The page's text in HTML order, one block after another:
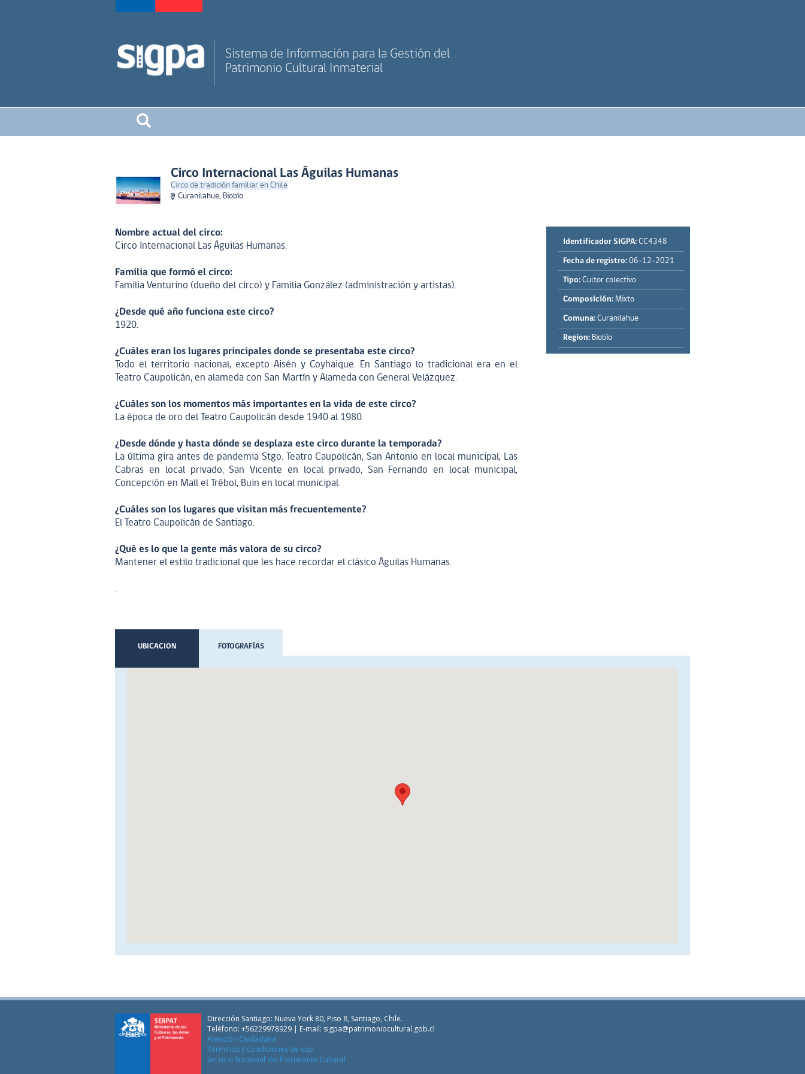
Sistema de Información para la Gestión del
Patrimonio Cultural Inmaterial
Circo Internacional Las Águilas Humanas
Circo de tradición familiar en Chile
Curanilahue, Biobío
Nombre actual del circo:
Circo Internacional Las Águilas Humanas.
Familia que formó el circo:
Familia Venturino (dueño del circo) y Familia González (administración y artistas).
¿Desde qué año funciona este circo?
1920.
¿Cuáles eran los lugares principales donde se presentaba este circo?
Todo el territorio nacional, excepto Aisén y Coyhaique. En Santiago lo tradicional era en el
Teatro Caupolicán, en alameda con San Martín y Alameda con General Velázquez.
¿Cuáles son los momentos más importantes en la vida de este circo?
La época de oro del Teatro Caupolicán desde 1940 al 1980.
¿Desde dónde y hasta dónde se desplaza este circo durante la temporada?
La última gira antes de pandemia Stgo. Teatro Caupolicán, San Antonio en local municipal, Las
Cabras en local privado, San Vicente en local privado, San Fernando en local municipal,
Concepción en Mall el Trébol, Buin en local municipal.
¿Cuáles son los lugares que visitan más frecuentemente?
El Teatro Caupolicán de Santiago.
¿Qué es lo que la gente más valora de su circo?
Mantener el estilo tradicional que les hace recordar el clásico Águilas Humanas.
.
Identificador SIGPA: CC4348
Fecha de registro: 06-12-2021
Tipo: Cultor colectivo
Composición: Mixto
Comuna: Curanilahue
Region: Biobío
UBICACION FOTOGRAFÍAS
Dirección Santiago: Nueva York 80, Piso 8, Santiago, Chile.
Teléfono: +56229978929 | E-mail: sigpa@patrimoniocultural.gob.cl
Atención Ciudadana
Términos y condiciones de uso
Servicio Nacional del Patrimonio Cultural